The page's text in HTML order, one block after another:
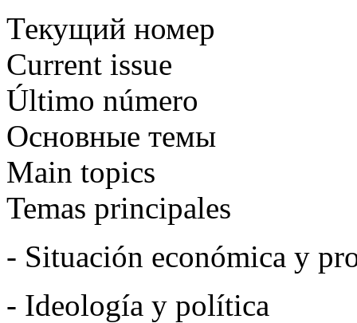
Текущий номер
Current issue
Último número
Основные темы
Main topics
Temas principales
- Situación económica y
- Ideología y política